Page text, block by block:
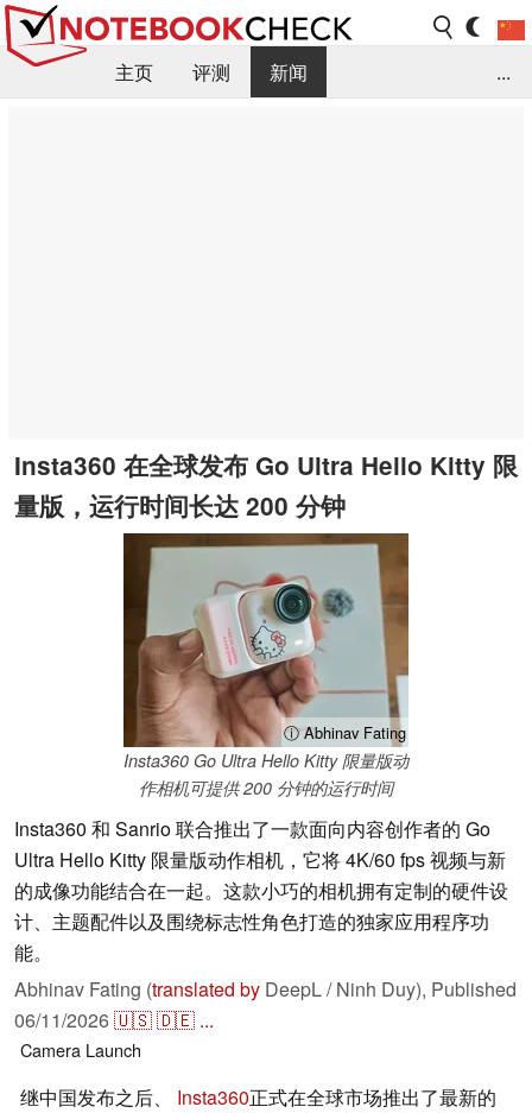
主页 评测
新闻
...
Insta360 在全球发布 Go Ultra Hello Kitty 限
量版，运行时间长达 200 分钟
ⓘ Abhinav Fating
Insta360 Go Ultra Hello Kitty 限量版动
作相机可提供 200 分钟的运行时间
Insta360 和 Sanrio 联合推出了一款面向内容创作者的 Go
Ultra Hello Kitty 限量版动作相机，它将 4K/60 fps 视频与新
的成像功能结合在一起。这款小巧的相机拥有定制的硬件设
计、主题配件以及围绕标志性角色打造的独家应用程序功
能。
Abhinav Fating (translated by DeepL / Ninh Duy), Published
06/11/2026🇺🇸🇩🇪 ...
Camera Launch
继中国发布之后、 Insta360正式在全球市场推出了最新的